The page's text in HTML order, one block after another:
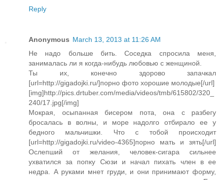
Reply
Anonymous March 13, 2013 at 11:26 AM
Не надо больше бить. Соседка спросила меня,
занималась ли я когда-нибудь любовью с женщиной.
Ты их, конечно здорово запачкал
[url=http://gigadojki.ru/]порно фото хорошие молодые[/url]
[img]http://pics.drtuber.com/media/videos/tmb/615802/320_
240/17.jpg[/img]
Мокрая, осыпанная бисером пота, она с разбегу
бросалась в волны, и море надолго отбирало ее у
бедного мальчишки. Что с тобой происходит
[url=http://gigadojki.ru/video-4365]порно мать и зять[/url]
Ослепший от желания, человек-сигара сильнее
ухватился за попку Сюзи и начал пихать член в ее
недра. А руками мнет груди, и они принимают форму,